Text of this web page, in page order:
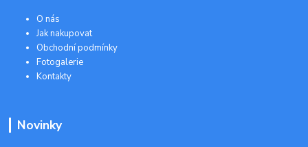
O nás
Jak nakupovat
Obchodní podmínky
Fotogalerie
Kontakty
Novinky